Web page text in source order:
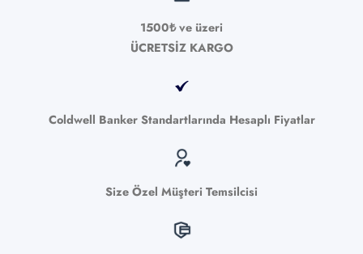
1500₺ ve üzeri
ÜCRETSİZ KARGO
Coldwell Banker Standartlarında Hesaplı Fiyatlar
Size Özel Müşteri Temsilcisi